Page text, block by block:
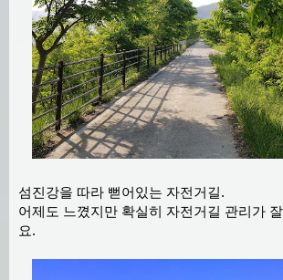
섬진강을 따라 뻗어있는 자전거길.
어제도 느꼈지만 확실히 자전거길 관리가
요.